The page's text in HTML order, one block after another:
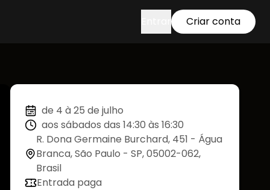
Criar conta
de 4 à 25 de julho
aos sábados das 14:30 às 16:30
R. Dona Germaine Burchard, 451 - Água
Branca, São Paulo - SP, 05002-062,
Brasil
Entrada paga